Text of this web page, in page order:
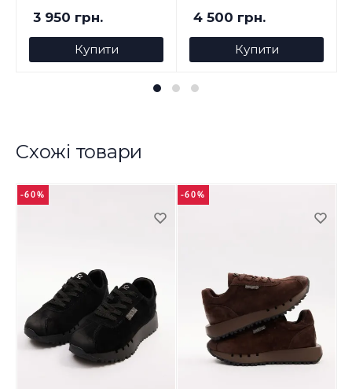
3 950 грн.
Купити
4 500 грн.
Купити
Схожі товари
-60% -60%